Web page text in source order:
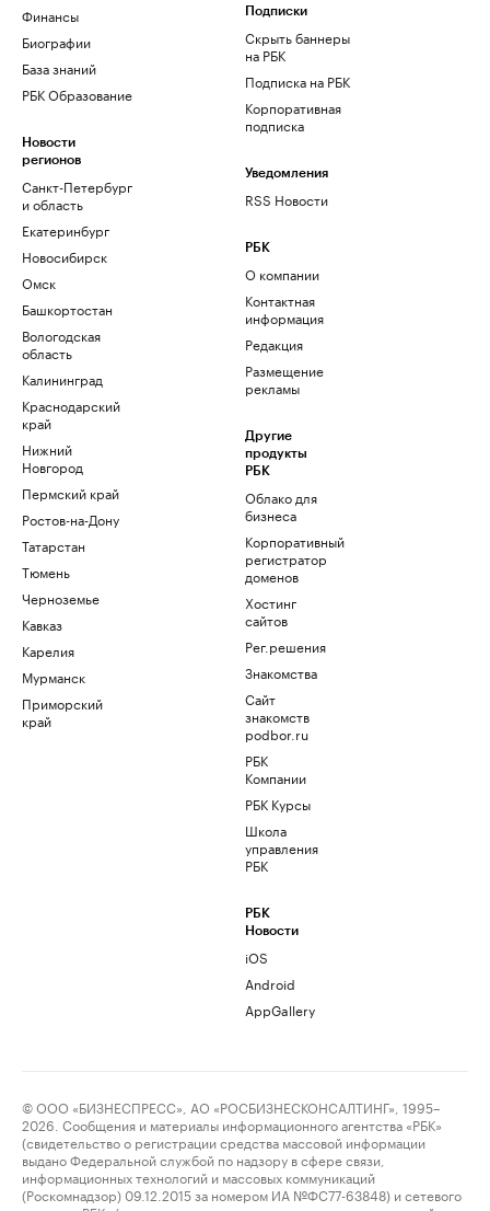
Финансы
Биографии
База знаний
РБК Образование
Новости
регионов
Санкт-Петербург
и область
Екатеринбург
Новосибирск
Омск
Башкортостан
Вологодская
область
Калининград
Краснодарский
край
Нижний
Новгород
Пермский край
Ростов-на-Дону
Татарстан
Тюмень
Черноземье
Кавказ
Карелия
Мурманск
Приморский
край
Подписки
Скрыть баннеры
на РБК
Подписка на РБК
Корпоративная
подписка
Уведомления
RSS Новости
РБК
О компании
Контактная
информация
Редакция
Размещение
рекламы
Другие
продукты
РБК
Облако для
бизнеса
Корпоративный
регистратор
доменов
Хостинг
сайтов
Рег.решения
Знакомства
Сайт
знакомств
podbor.ru
РБК
Компании
РБК Курсы
Школа
управления
РБК
РБК
Новости
iOS
Android
AppGallery
© ООО «БИЗНЕСПРЕСС», АО «РОСБИЗНЕСКОНСАЛТИНГ», 1995–
2026. Сообщения и материалы информационного агентства «РБК»
(свидетельство о регистрации средства массовой информации
выдано Федеральной службой по надзору в сфере связи,
информационных технологий и массовых коммуникаций
(Роскомнадзор) 09.12.2015 за номером ИА №ФС77-63848) и сетевого